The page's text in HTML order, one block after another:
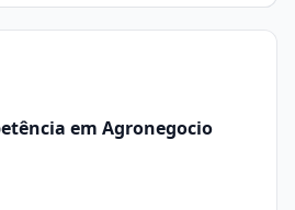
em Agronegocio